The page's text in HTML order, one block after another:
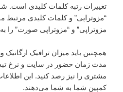
تغییرات رتبه کلمات کلیدی است.
“مزوتراپی” و کلمات کلیدی مرتبط
مزوتراپی” و “مزوتراپی صورت” را
همچنین باید میزان ترافیک
مدت زمان حضور در سایت و نرخ
مشتری را نیز رصد کنید. این
کمپین شما به شما می‌دهند.